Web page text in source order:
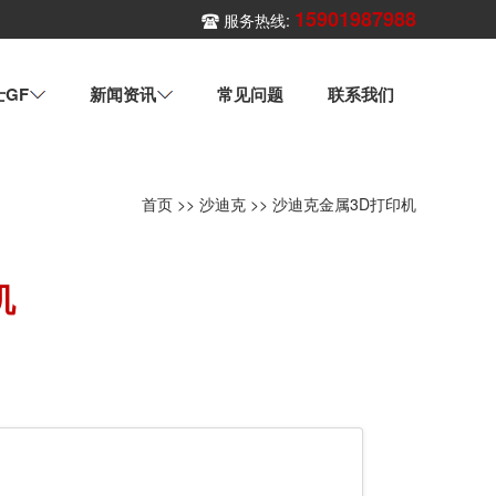
服务热线: 15901987988
GF 新闻资讯 常见问题 联系我们
首页 >> 沙迪克 >> 沙迪克金属3D打印机